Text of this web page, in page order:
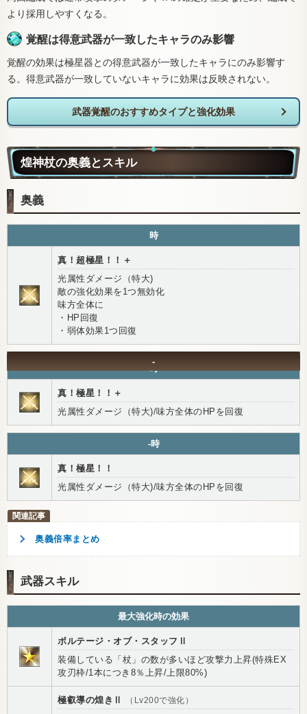
より採用しやすくなる。
覚醒は得意武器が一致したキャラのみ影響
覚醒の効果は極星器との得意武器が一致したキャラにのみ影響す
る。得意武器が一致していないキャラに効果は反映されない。
武器覚醒のおすすめタイプと強化効果
煌神杖の奥義とスキル
奥義
時
真！超極星！！＋
光属性ダメージ（特大)
敵の強化効果を1つ無効化
味方全体に
・HP回復
・弱体効果1つ回復
-
時
真！極星！！＋
光属性ダメージ（特大)/味方全体のHPを回復
-時
真！極星！！
光属性ダメージ（特大)/味方全体のHPを回復
奥義倍率まとめ
武器スキル
最大強化時の効果
ボルテージ・オブ・スタッフⅡ
装備している「杖」の数が多いほど攻撃力上昇(特殊EX
攻刃枠/1本につき8％上昇/上限80%)
極叡導の煌きⅡ （Lv200で強化）